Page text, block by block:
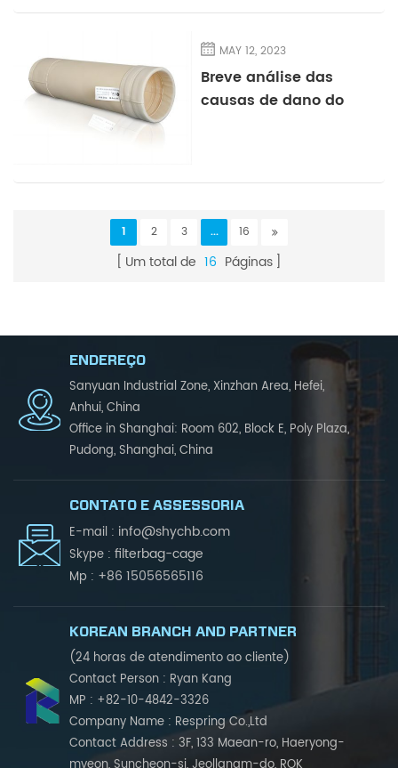
MAY 12, 2023
Breve análise das
causas de dano do
1 2 3 ... 16
Um total de 16 Páginas
ENDEREÇO
Sanyuan Industrial Zone, Xinzhan Area, Hefei,
Anhui, China
Office in Shanghai: Room 602, Block E, Poly Plaza,
Pudong, Shanghai, China
CONTATO E ASSESSORIA
E-mail : info@shychb.com
Skype : filterbag-cage
Mp : +86 15056565116
KOREAN BRANCH AND PARTNER
(24 horas de atendimento ao cliente)
Contact Person : Ryan Kang
MP : +82-10-4842-3326
Company Name : Respring Co.,Ltd
Contact Address : 3F, 133 Maean-ro, Haeryong-